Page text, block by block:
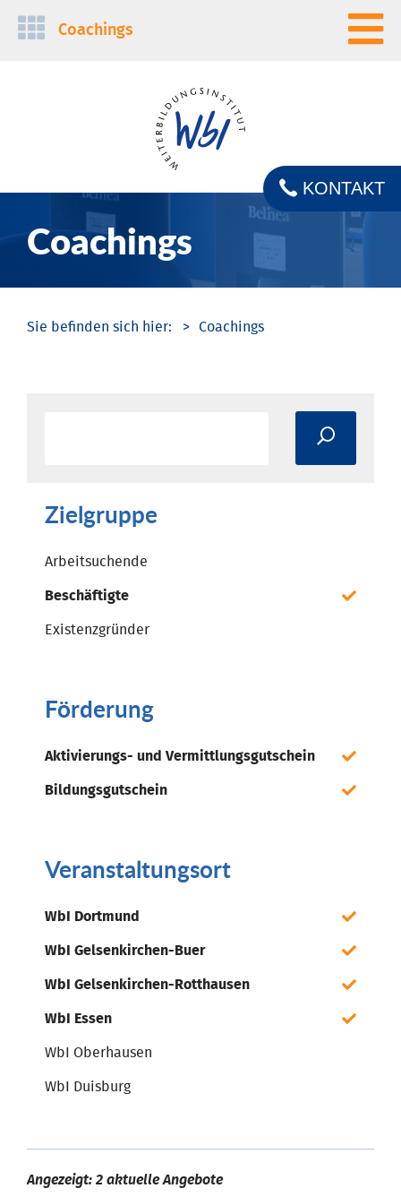
Navigation
Coachings
Coachings
KONTAKT
Coachings
Zielgruppe
Arbeitsuchende
Beschäftigte
Existenzgründer
Förderung
Aktivierungs- und Vermittlungsgutschein
Bildungsgutschein
Veranstaltungsort
WbI Dortmund
WbI Gelsenkirchen-Buer
WbI Gelsenkirchen-Rotthausen
WbI Essen
WbI Oberhausen
WbI Duisburg
Angezeigt: 2 aktuelle Angebote